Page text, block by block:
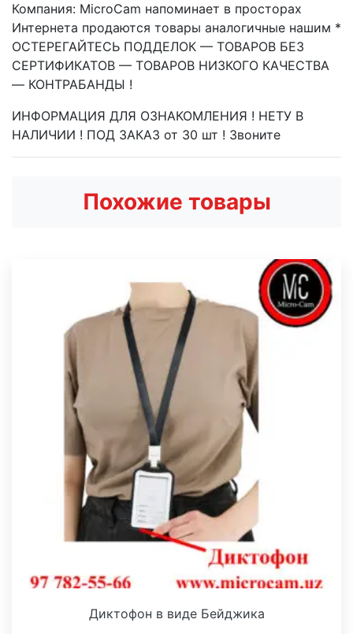
Компания: MicroCam напоминает в просторах
Интернета продаются товары аналогичные нашим *
ОСТЕРЕГАЙТЕСЬ ПОДДЕЛОК — ТОВАРОВ БЕЗ
СЕРТИФИКАТОВ — ТОВАРОВ НИЗКОГО КАЧЕСТВА
— КОНТРАБАНДЫ !
ИНФОРМАЦИЯ ДЛЯ ОЗНАКОМЛЕНИЯ ! НЕТУ В
НАЛИЧИИ ! ПОД ЗАКАЗ от 30 шт ! Звоните
Похожие товары
Диктофон в виде Бейджика